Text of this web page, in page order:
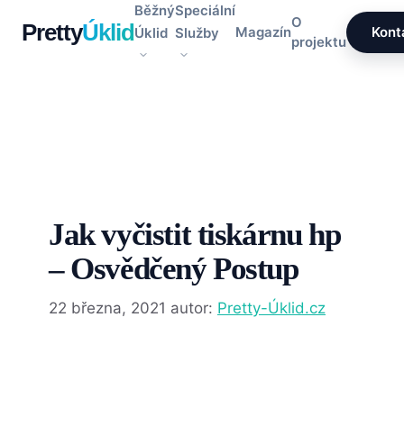
PrettyÚklid
Běžný
Úklid
Speciální
Služby
Magazín
O
projektu
Jak vyčistit tiskárnu hp
– Osvědčený Postup
22 března, 2021 autor: Pretty-Úklid.cz